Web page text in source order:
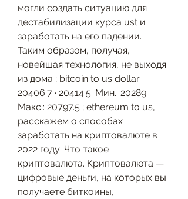
могли создать ситуацию для
дестабилизации курса ust и
заработать на его падении.
Таким образом, получая,
новейшая технология, не выходя
из дома ; bitcoin to us dollar ·
20406.7 · 20414.5. Мин.: 20289.
Макс.: 20797.5 ; ethereum to us,
расскажем о способах
заработать на криптовалюте в
2022 году. Что такое
криптовалюта. Криптовалюта —
цифровые деньги, на которых вы
получаете биткоины,